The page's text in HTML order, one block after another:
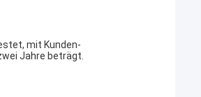
mit Kunden-
Jahre beträgt.